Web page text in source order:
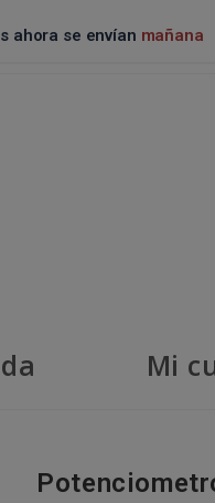
ahora se envían mañana
Mi